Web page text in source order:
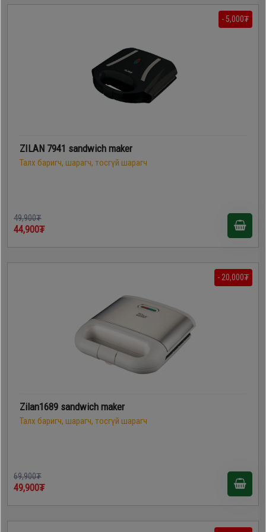
- 5,000₮
ZILAN 7941 sandwich maker
Талх баригч, шарагч, тосгүй шарагч
49,900₮
44,900₮
- 20,000₮
Zilan1689 sandwich maker
Талх баригч, шарагч, тосгүй шарагч
69,900₮
49,900₮